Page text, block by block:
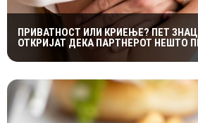
ПРИВАТНОСТ ИЛИ КРИЕЊЕ? ПЕТ
ОТКРИЈАТ ДЕКА ПАРТНЕРОТ НЕШТО